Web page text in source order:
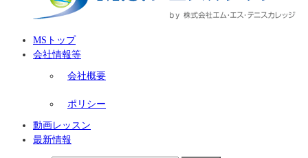
MSトップ
会社情報等
会社概要
ポリシー
動画レッスン
最新情報